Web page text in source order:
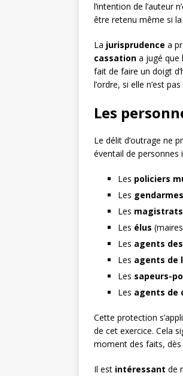
l’intention de l’auteur
être retenu même si la
La jurisprudence a
cassation a jugé que
fait de faire un doigt
l’ordre, si elle n’est
Les
Le délit d’outrage ne
éventail de personnes
Les policiers
Les gendarmes
Les magistrats
Les élus
Les agents
Les agents de
Les sapeurs-
Les agents de
Cette protection
de cet exercice. Cela
moment des faits, dès
Il est intéressant de